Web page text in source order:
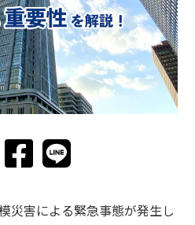
災害による緊急事態が発生し